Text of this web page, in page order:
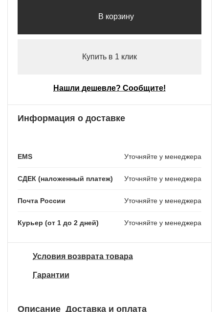
В корзину
Купить в 1 клик
Нашли дешевле? Сообщите!
Информация о доставке
EMS Уточняйте у менеджера
СДЕК (наложенный платеж) Уточняйте у менеджера
Почта России Уточняйте у менеджера
Курьер (от 1 до 2 дней) Уточняйте у менеджера
Условия возврата товара
Гарантии
Описание Доставка и оплата